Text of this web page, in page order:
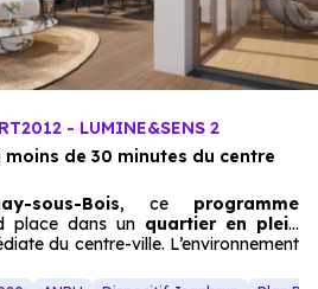
- LUMINE&SENS 2
de 30 minutes du centre
sous-Bois, ce programme
place dans un quartier en plein
du centre-ville. L’environnement
d’équipements publics